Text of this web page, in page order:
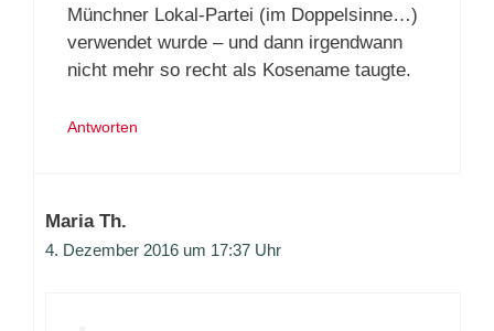
Münchner Lokal-Partei (im Doppelsinne…)
verwendet wurde – und dann irgendwann
nicht mehr so recht als Kosename taugte.
Antworten
Maria Th.
4. Dezember 2016 um 17:37 Uhr